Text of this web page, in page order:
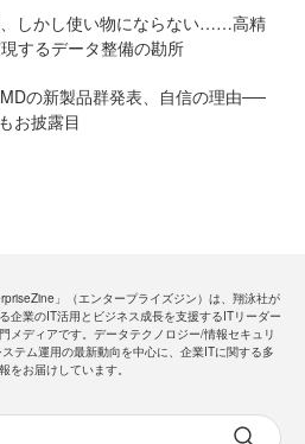
しかし使い物にならない……高精
するデータ整備の勘所
の新製品群発表、自信の理由──
お披露目
」（エンタープライズジン）は、翔泳社が
企業のIT活用とビジネス成長を支援するITリーダー
メディアです。データテクノロジー/情報セキュリ
テム運用の最新動向を中心に、企業ITに関する多
をお届けしています。